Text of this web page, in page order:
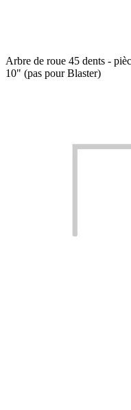
Arbre de roue 45 dents -
10" (pas pour Blaster)